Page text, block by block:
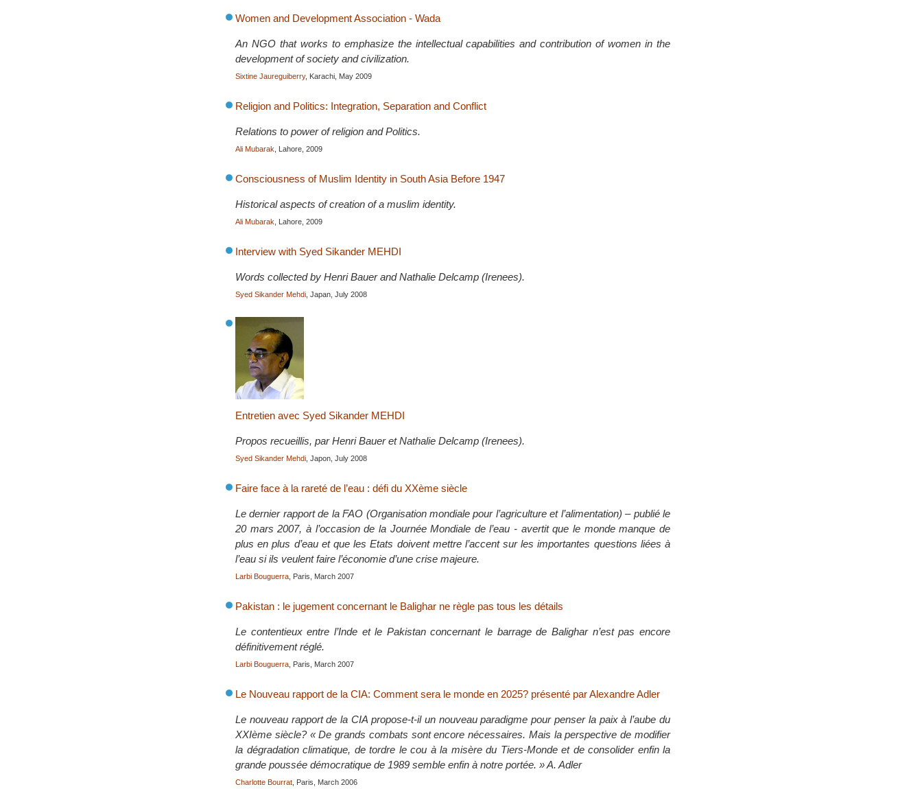
Women and Development Association - Wada
An NGO that works to emphasize the intellectual capabilities and contribution of women in the
development of society and civilization.
Sixtine Jaureguiberry, Karachi, May 2009
Religion and Politics: Integration, Separation and Conflict
Relations to power of religion and Politics.
Ali Mubarak , Lahore, 2009
Consciousness of Muslim Identity in South Asia Before 1947
Historical aspects of creation of a muslim identity.
Ali Mubarak , Lahore, 2009
Interview with Syed Sikander MEHDI
Words collected by Henri Bauer and Nathalie Delcamp (Irenees).
Syed Sikander Mehdi , Japan, July 2008
Entretien avec Syed Sikander MEHDI
Propos recueillis, par Henri Bauer et Nathalie Delcamp (Irenees).
Syed Sikander Mehdi , Japon, July 2008
Faire face à la rareté de l’eau : défi du XXème siècle
Le dernier rapport de la FAO (Organisation mondiale pour l’agriculture et l’alimentation) – publié le
20 mars 2007, à l’occasion de la Journée Mondiale de l’eau - avertit que le monde manque de
plus en plus d’eau et que les Etats doivent mettre l’accent sur les importantes questions liées à
l’eau si ils veulent faire l’économie d’une crise majeure.
Larbi Bouguerra , Paris, March 2007
Pakistan : le jugement concernant le Balighar ne règle pas tous les détails
Le contentieux entre l’Inde et le Pakistan concernant le barrage de Balighar n’est pas encore
définitivement réglé.
Larbi Bouguerra , Paris, March 2007
Le Nouveau rapport de la CIA: Comment sera le monde en 2025? présenté par Alexandre Adler
Le nouveau rapport de la CIA propose-t-il un nouveau paradigme pour penser la paix à l’aube du
XXIème siècle? « De grands combats sont encore nécessaires. Mais la perspective de modifier
la dégradation climatique, de tordre le cou à la misère du Tiers-Monde et de consolider enfin la
grande poussée démocratique de 1989 semble enfin à notre portée. » A. Adler
Charlotte Bourrat , Paris, March 2006